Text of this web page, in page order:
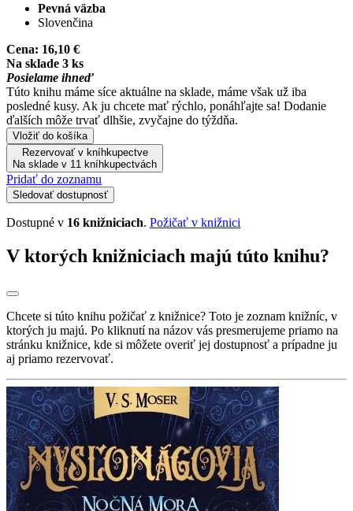
Pevná väzba
Slovenčina
Cena: 16,10 €
Na sklade 3 ks
Posielame ihneď
Túto knihu máme síce aktuálne na sklade, máme však už iba
posledné kusy. Ak ju chcete mať rýchlo, ponáhľajte sa! Dodanie
ďalších môže trvať dlhšie, zvyčajne do týždňa.
Vložiť do košíka
Rezervovať v kníhkupectve
Na sklade v 11 kníhkupectvách
Pridať do zoznamu
Sledovať dostupnosť
Dostupné v 16 knižniciach. Požičať v knižnici
V ktorých knižniciach majú túto knihu?
Chcete si túto knihu požičať z knižnice? Toto je zoznam knižníc, v
ktorých ju majú. Po kliknutí na názov vás presmerujeme priamo na
stránku knižnice, kde si môžete overiť jej dostupnosť a prípadne ju
aj priamo rezervovať.